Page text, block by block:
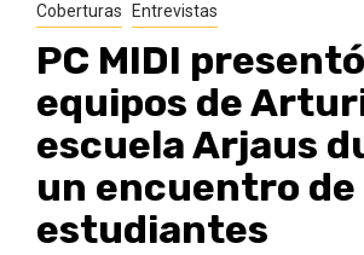
Coberturas Entrevistas
PC MIDI presentó
equipos de
escuela Arjaus
un encuentro de
estudiantes